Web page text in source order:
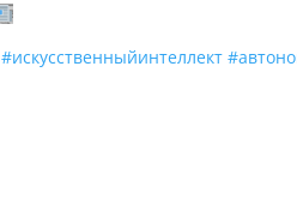
#искусственныйинтеллект